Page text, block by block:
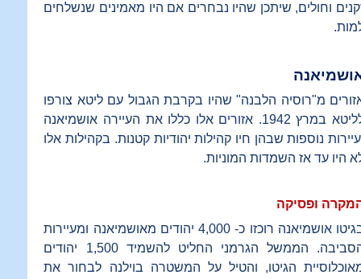
וחולים, שיתכן שהיו נבחרים אם היו מאמינים שנשלחים
מ"רוסיה הלבנה" שהיו בקרבת הגבול עם ליטא צורפו
לליטא במרץ 1942. אזורים אלו כללו את העיירה אושמיאנה
נוספות שבהן חיו קהילות יהודיות קטנות. בקהילות אלו
היו עד אז השמדות המוניות.
ופסיקה
בגיטו אושמיאנה רוכזו כ- 4,000 יהודים מאושמיאנה ומעיירות
הסביבה. הממשל הגרמני החליט להשמיד 1,500 יהודים
הגיטו, והטיל על המשטרה בוילנה לבחור את